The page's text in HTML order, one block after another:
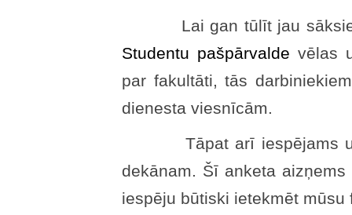
Lai gan tūlīt jau sāksies
Studentu pašpārvalde vēlas
par fakultāti, tās
dienesta viesnīcām.
Tāpat arī iespējams
dekānam. Šī anketa
iespēju būtiski ietekmēt mūsu